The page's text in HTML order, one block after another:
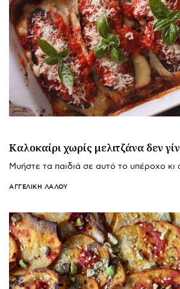
Καλοκαίρι χωρίς μελιτζάνα δεν
Μυήστε τα παιδιά σε αυτό το υπέροχο κι
ΑΓΓΕΛΙΚΉ ΛΆΛΟΥ